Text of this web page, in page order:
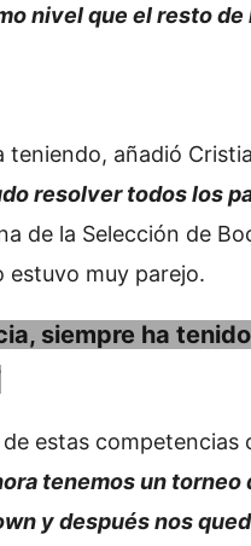
nivel que el resto
teniendo, añadió
resolver todos los
de la Selección de
muy parejo.
siempre ha
estas competencias
tenemos un torneo
y después nos